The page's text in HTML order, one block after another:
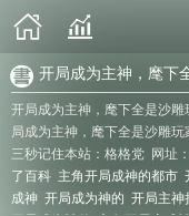
开局成为主神，麾下
开局成为主神，麾下全是沙
局成为主神，麾下全是沙雕玩
三秒记住本站：格格党 网址
了百科 主角开局成神的都市
成神 开局成为神的 开局主神